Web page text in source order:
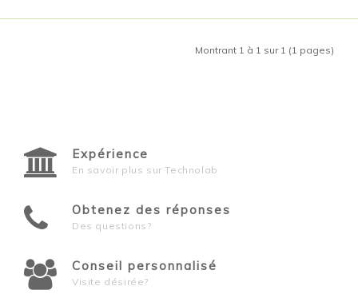
Montrant 1 à 1 sur 1 (1 pages)
Expérience
En savoir plus sur Technolab
Obtenez des réponses
Des questions?
Conseil personnalisé
Visite désirée?